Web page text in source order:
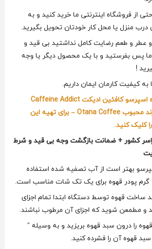
از فروشگاه اینترنتی ما خرید کنید و به
درب منزل یا محل کار خودتان تحویل بگیرید.
عطر و طعم رضایت کامل نداشتید بی قید و
ما پس بفرستید و با یک محصول دیگر یا وجه
!
به کیفیت کارمان ایمان داریم.
پیشنهاد ویژه : قهوه اسپرسو کافئین ادیکت Caffeine Addict
Coffee Blend از برند محبوب Otana Coffee – برای تهیه این
کلیک کنید.
کشور + ضمانت بازگشت وجه بی قید و شرط
بهتر است از آب تصفیه شده استفاده
ساخت قهوه توسط دستگاه ابتدا تمام اجزای
و مطمعن شوید که اجزای آن مرطوب نباشند.
را درون سبد قهوه بریزید و به وسیله ”
قهوه آن را فشرده کنید.